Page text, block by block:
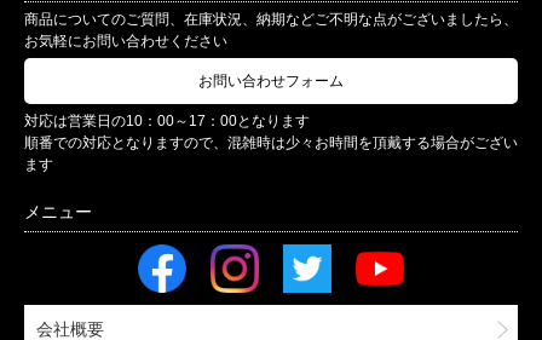
商品についてのご質問、在庫状況、納期などご不明な点がございましたら、
お気軽にお問い合わせください
お問い合わせフォーム
対応は営業日の10：00～17：00となります
順番での対応となりますので、混雑時は少々お時間を頂戴する場合がござい
ます
会社概要